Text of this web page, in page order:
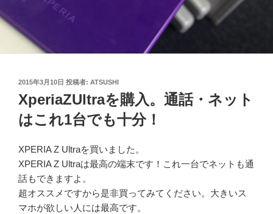
投
日:
2015年3月10日 投稿者: ATSUSHI
XperiaZUltraを購入。通話・ネット
はこれ1台でも十分！
XPERIA Z Ultraを買いました。
XPERIA Z Ultraは最高の端末です！これ一台でネットも通
話もできますよ。
超オススメですから是非買ってみてください。大きいス
マホが欲しい人には最高です。